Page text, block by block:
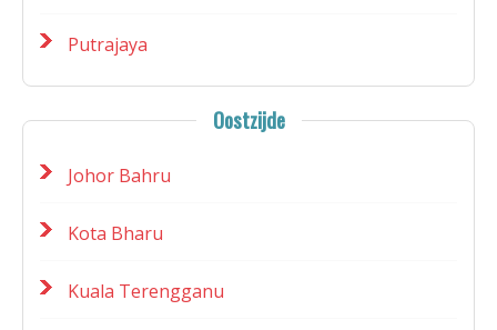
Putrajaya
Oostzijde
Johor Bahru
Kota Bharu
Kuala Terengganu